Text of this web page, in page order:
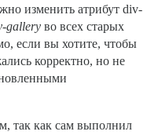
изменить атрибут div-
gallery во всех старых
если вы хотите, чтобы
корректно, но не
так как сам выполнил